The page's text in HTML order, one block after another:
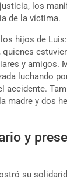
los
de la víctima.
hijos de
quienes
y amigos.
luchando
accidente.
madre y dos
y
su